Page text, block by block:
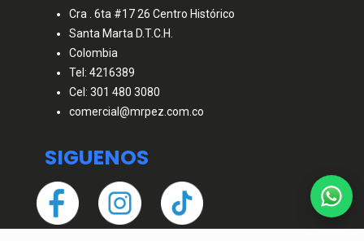
Cra . 6ta #17 26 Centro Histórico
Santa Marta D.T.C.H.
Colombia
Tel: 4216389
Cel: 301 480 3080
comercial@mrpez.com.co
SIGUENOS